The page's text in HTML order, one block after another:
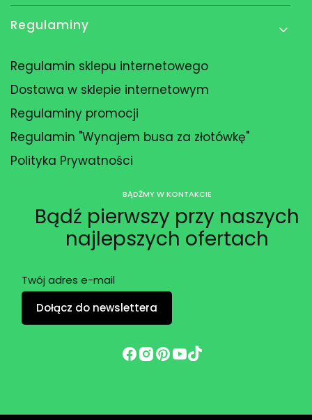
Regulaminy
Regulamin sklepu internetowego
Dostawa w sklepie internetowym
Regulaminy promocji
Regulamin "Wynajem busa za złotówkę"
Polityka Prywatności
BĄDŹMY W KONTAKCIE
Bądź pierwszy przy naszych
najlepszych ofertach
Twój adres e-mail
Dołącz do newslettera